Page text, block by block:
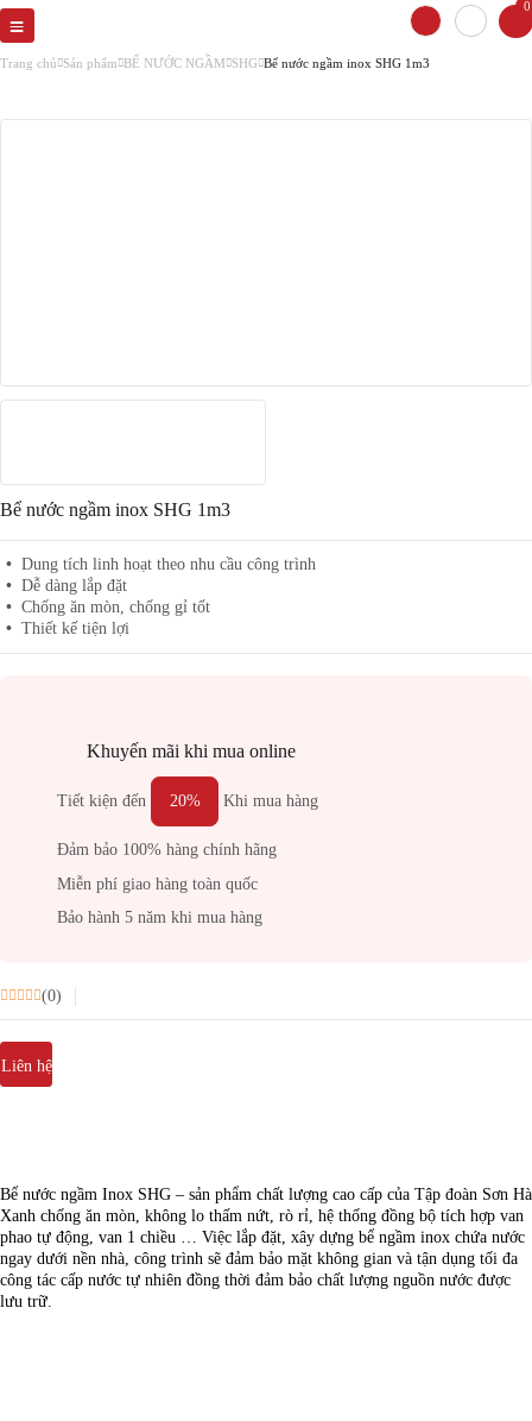
0
Trang chủ Sản phẩm BỂ NƯỚC NGẦM SHG Bể nước ngầm inox SHG 1m3
Bể nước ngầm inox SHG 1m3
Dung tích linh hoạt theo nhu cầu công trình
Dễ dàng lắp đặt
Chống ăn mòn, chống gỉ tốt
Thiết kế tiện lợi
Khuyến mãi khi mua online
Tiết kiện đến 20% Khi mua hàng
Đảm bảo 100% hàng chính hãng
Miễn phí giao hàng toàn quốc
Bảo hành 5 năm khi mua hàng
(0)
Liên hệ
Bể nước ngầm Inox SHG – sản phẩm chất lượng cao cấp của Tập đoàn Sơn Hà
Xanh chống ăn mòn, không lo thấm nứt, rò rỉ, hệ thống đồng bộ tích hợp van
phao tự động, van 1 chiều … Việc lắp đặt, xây dựng bể ngầm inox chứa nước
ngay dưới nền nhà, công trình sẽ đảm bảo mặt không gian và tận dụng tối đa
công tác cấp nước tự nhiên đồng thời đảm bảo chất lượng nguồn nước được
lưu trữ.